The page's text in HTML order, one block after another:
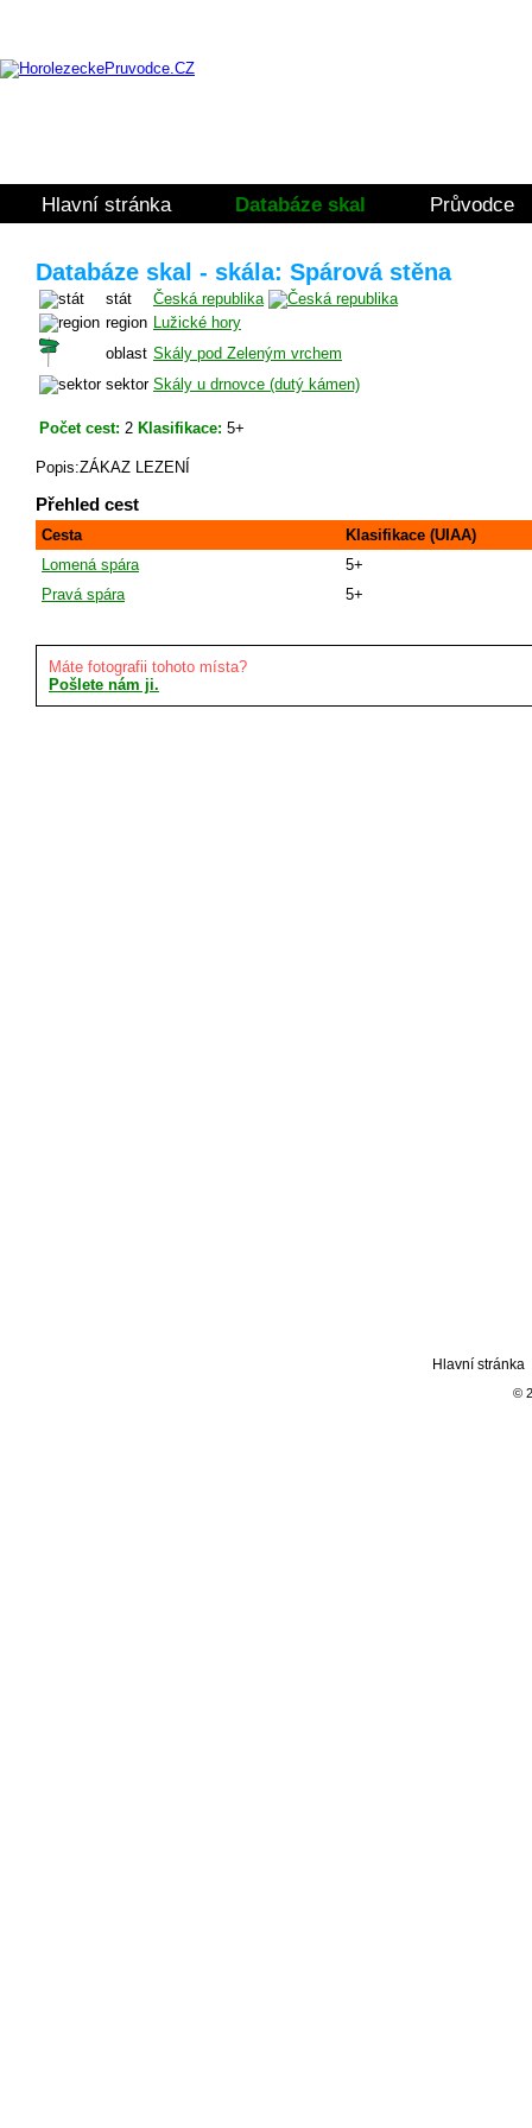
Hlavní stránka Databáze skal Průvodce
Databáze skal - skála: Spárová stěna
stát
Česká republika
region Lužické hory
oblast Skály pod Zeleným vrchem
sektor Skály u drnovce (dutý kámen)
Počet cest: 2 Klasifikace: 5+
Popis:ZÁKAZ LEZENÍ
Přehled cest
Cesta
Klasifikace (UIAA)
Lomená spára
5+
Pravá spára
5+
Máte fotografii tohoto místa?
Pošlete nám ji.
Hlavní stránka
©